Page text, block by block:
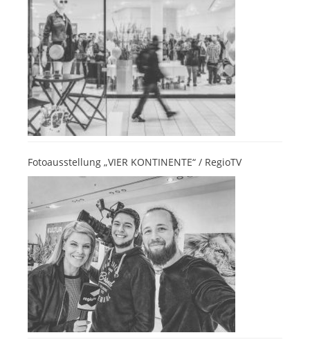
Fotoausstellung „VIER KONTINENTE“ / RegioTV